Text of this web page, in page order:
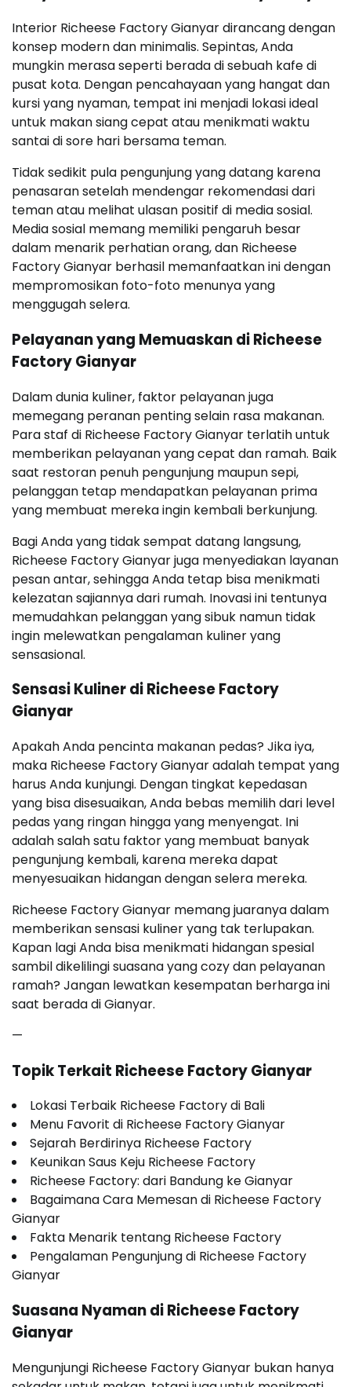
Interior Richeese Factory Gianyar dirancang dengan
konsep modern dan minimalis. Sepintas, Anda
mungkin merasa seperti berada di sebuah kafe di
pusat kota. Dengan pencahayaan yang hangat dan
kursi yang nyaman, tempat ini menjadi lokasi ideal
untuk makan siang cepat atau menikmati waktu
santai di sore hari bersama teman.
Tidak sedikit pula pengunjung yang datang karena
penasaran setelah mendengar rekomendasi dari
teman atau melihat ulasan positif di media sosial.
Media sosial memang memiliki pengaruh besar
dalam menarik perhatian orang, dan Richeese
Factory Gianyar berhasil memanfaatkan ini dengan
mempromosikan foto-foto menunya yang
menggugah selera.
Pelayanan yang Memuaskan di Richeese
Factory Gianyar
Dalam dunia kuliner, faktor pelayanan juga
memegang peranan penting selain rasa makanan.
Para staf di Richeese Factory Gianyar terlatih untuk
memberikan pelayanan yang cepat dan ramah. Baik
saat restoran penuh pengunjung maupun sepi,
pelanggan tetap mendapatkan pelayanan prima
yang membuat mereka ingin kembali berkunjung.
Bagi Anda yang tidak sempat datang langsung,
Richeese Factory Gianyar juga menyediakan layanan
pesan antar, sehingga Anda tetap bisa menikmati
kelezatan sajiannya dari rumah. Inovasi ini tentunya
memudahkan pelanggan yang sibuk namun tidak
ingin melewatkan pengalaman kuliner yang
sensasional.
Sensasi Kuliner di Richeese Factory
Gianyar
Apakah Anda pencinta makanan pedas? Jika iya,
maka Richeese Factory Gianyar adalah tempat yang
harus Anda kunjungi. Dengan tingkat kepedasan
yang bisa disesuaikan, Anda bebas memilih dari level
pedas yang ringan hingga yang menyengat. Ini
adalah salah satu faktor yang membuat banyak
pengunjung kembali, karena mereka dapat
menyesuaikan hidangan dengan selera mereka.
Richeese Factory Gianyar memang juaranya dalam
memberikan sensasi kuliner yang tak terlupakan.
Kapan lagi Anda bisa menikmati hidangan spesial
sambil dikelilingi suasana yang cozy dan pelayanan
ramah? Jangan lewatkan kesempatan berharga ini
saat berada di Gianyar.
—
Topik Terkait Richeese Factory Gianyar
Lokasi Terbaik Richeese Factory di Bali
Menu Favorit di Richeese Factory Gianyar
Sejarah Berdirinya Richeese Factory
Keunikan Saus Keju Richeese Factory
Richeese Factory: dari Bandung ke Gianyar
Bagaimana Cara Memesan di Richeese Factory
Gianyar
Fakta Menarik tentang Richeese Factory
Pengalaman Pengunjung di Richeese Factory
Gianyar
Suasana Nyaman di Richeese Factory
Gianyar
Mengunjungi Richeese Factory Gianyar bukan hanya